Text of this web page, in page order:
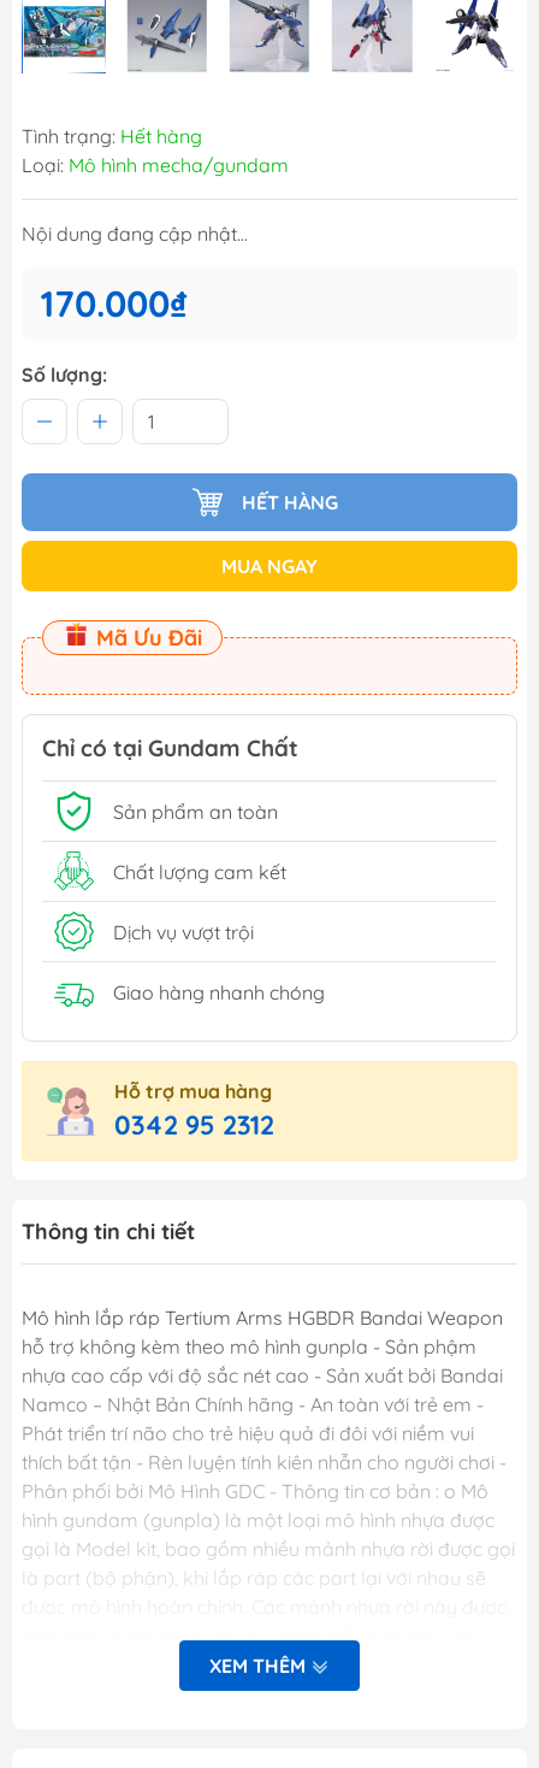
Tình trạng: Hết hàng
Loại: Mô hình mecha/gundam
Nội dung đang cập nhật...
170.000₫
Số lượng:
HẾT HÀNG
MUA NGAY
Mã Ưu Đãi
Chỉ có tại Gundam Chất
Sản phẩm an toàn
Chất lượng cam kết
Dịch vụ vượt trội
Giao hàng nhanh chóng
Hỗ trợ mua hàng
0342 95 2312
Thông tin chi tiết
Mô hình lắp ráp Tertium Arms HGBDR Bandai Weapon
hỗ trợ không kèm theo mô hình gunpla - Sản phậm
nhựa cao cấp với độ sắc nét cao - Sản xuất bởi Bandai
Namco – Nhật Bản Chính hãng - An toàn với trẻ em -
Phát triển trí não cho trẻ hiệu quả đi đôi với niềm vui
thích bất tận - Rèn luyện tính kiên nhẫn cho người chơi -
Phân phối bởi Mô Hình GDC - Thông tin cơ bản : o Mô
hình gundam (gunpla) là một loại mô hình nhựa được
gọi là Model kit, bao gồm nhiều mảnh nhựa rời được gọi
là part (bộ phận), khi lắp ráp các part lại với nhau sẽ
gắn trên khung nhựa gọi là runner. Mỗi một hộp sản
phẩm Gunpla bao gồm nhiều runner và các phụ kiện
liên quan, một tập sách nhỏ (manual) bên trong giới
XEM THÊM